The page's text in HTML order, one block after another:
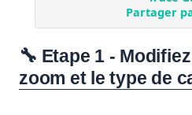
🔧 Etape 1 -
zoom et le type de